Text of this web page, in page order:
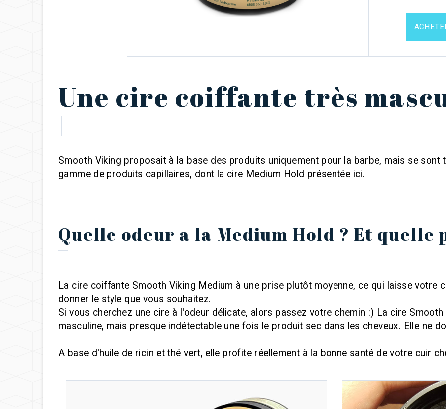
Une cire coiffante très
Smooth Viking proposait à la base des produits uniquement pour la barbe, mais se
gamme de produits capillaires, dont la cire Medium Hold présentée ici.
Quelle odeur a la Medium Hold ? Et quelle
La cire coiffante Smooth Viking Medium à une prise plutôt moyenne, ce qui laisse votre
donner le style que vous souhaitez.
Si vous cherchez une cire à l'odeur délicate, alors passez votre chemin :) La cire
masculine, mais presque indétectable une fois le produit sec dans les cheveux. Elle ne
A base d'huile de ricin et thé vert, elle profite réellement à la bonne santé de votre cuir